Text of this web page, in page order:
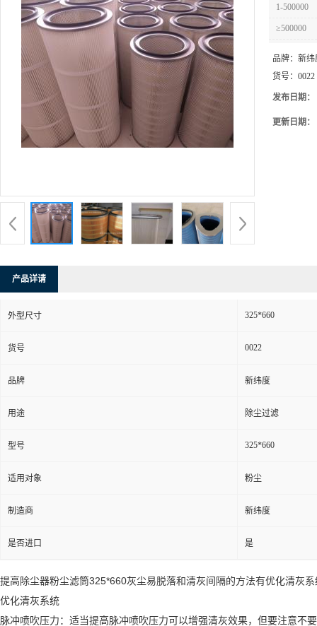
1-500000
≥500000
品牌： 新纬
货号： 0022
发布日期：
更新日期：
产品详请
外型尺寸 325*660
货号 0022
品牌 新纬度
用途 除尘过滤
型号 325*660
适用对象 粉尘
制造商 新纬度
是否进口 是
提高除尘器粉尘滤筒325*660灰尘易脱落和清灰间隔的方法有优化清灰
优化清灰系统
脉冲喷吹压力：适当提高脉冲喷吹压力可以增强清灰效果，但要注意不